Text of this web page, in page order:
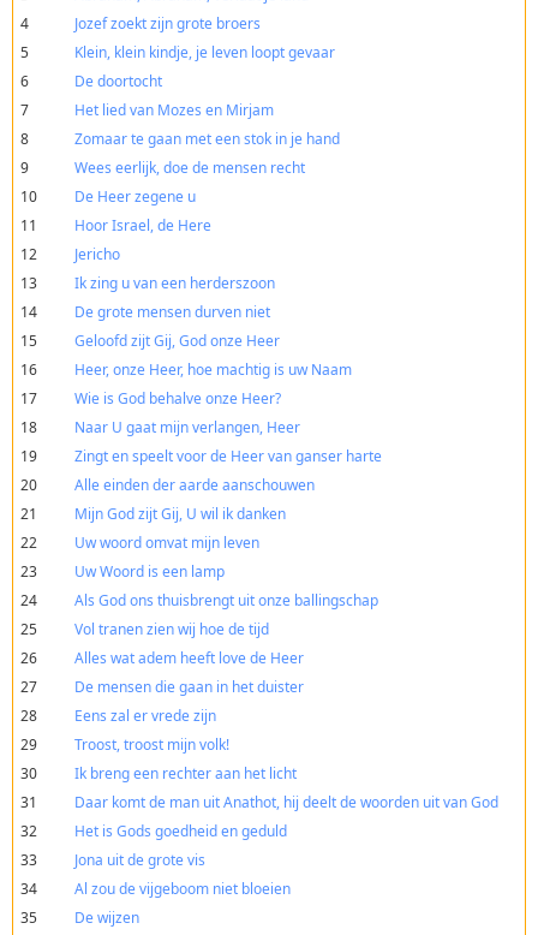
4
Jozef zoekt zijn grote broers
5
Klein, klein kindje, je leven loopt gevaar
6
De doortocht
7
Het lied van Mozes en Mirjam
8
Zomaar te gaan met een stok in je hand
9
Wees eerlijk, doe de mensen recht
10
De Heer zegene u
11
Hoor Israel, de Here
12
Jericho
13
Ik zing u van een herderszoon
14
De grote mensen durven niet
15
Geloofd zijt Gij, God onze Heer
16
Heer, onze Heer, hoe machtig is uw Naam
17
Wie is God behalve onze Heer?
18
Naar U gaat mijn verlangen, Heer
19
Zingt en speelt voor de Heer van ganser harte
20
Alle einden der aarde aanschouwen
21
Mijn God zijt Gij, U wil ik danken
22
Uw woord omvat mijn leven
23
Uw Woord is een lamp
24
Als God ons thuisbrengt uit onze ballingschap
25
Vol tranen zien wij hoe de tijd
26
Alles wat adem heeft love de Heer
27
De mensen die gaan in het duister
28
Eens zal er vrede zijn
29
Troost, troost mijn volk!
30
Ik breng een rechter aan het licht
31
Daar komt de man uit Anathot, hij deelt de woorden uit van God
32
Het is Gods goedheid en geduld
33
Jona uit de grote vis
34
Al zou de vijgeboom niet bloeien
35
De wijzen